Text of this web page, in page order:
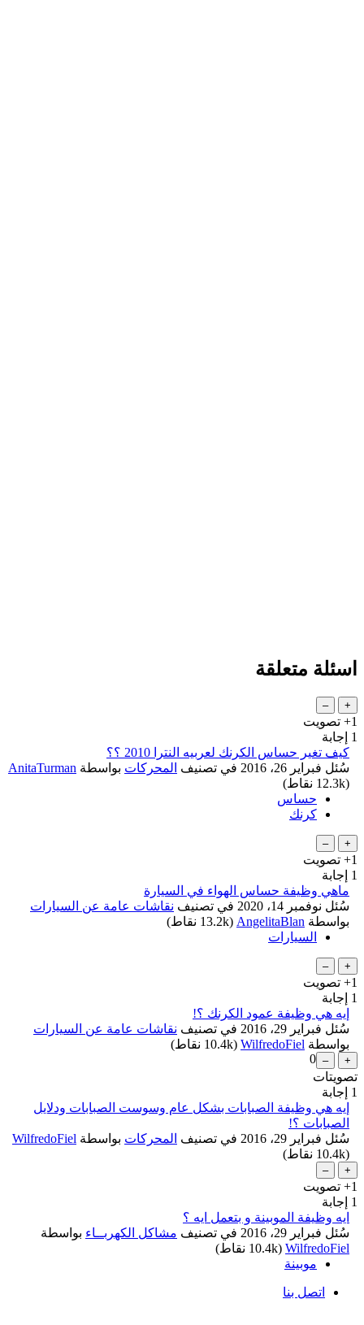
اسئلة متعلقة
+1 تصويت
1 إجابة
كيف تغير حساس الكرنك لعربيه النترا 2010 ؟؟
سُئل فبراير 26، 2016 في تصنيف المحركات بواسطة AnitaTurman
(
12.3k نقاط)
حساس
كرنك
+1 تصويت
1 إجابة
ماهي وظيفة حساس الهواء في السيارة
سُئل نوفمبر 14، 2020 في تصنيف نقاشات عامة عن السيارات
بواسطة AngelitaBlan
(
13.2k نقاط)
السيارات
+1 تصويت
1 إجابة
إيه هي وظيفة عمود الكرنك ؟!
سُئل فبراير 29، 2016 في تصنيف نقاشات عامة عن السيارات
بواسطة WilfredoFiel
(
10.4k نقاط)
0
تصويتات
1 إجابة
إيه هي وظيفة الصبابات بشكل عام وسوست الصبابات ودلايل
الصبابات ؟!
سُئل فبراير 29، 2016 في تصنيف المحركات بواسطة WilfredoFiel
(
10.4k نقاط)
+1 تصويت
1 إجابة
ايه وظيفة الموبينة و بتعمل ايه ؟
سُئل فبراير 29، 2016 في تصنيف مشاكل الكهربــاء بواسطة
WilfredoFiel
(
10.4k نقاط)
موبينة
اتصل بنا
...